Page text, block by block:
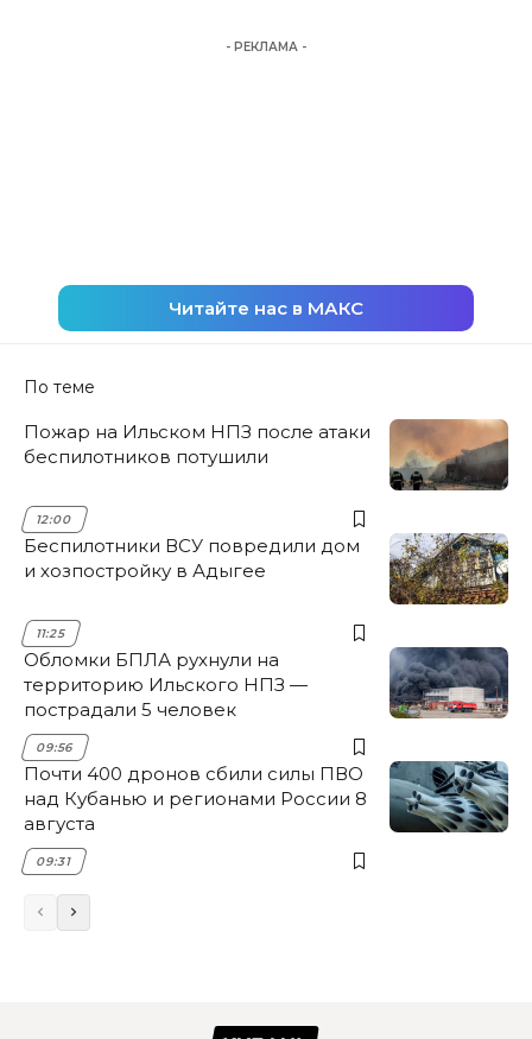
- РЕКЛАМА -
Читайте нас в МАКС
По теме
Пожар на Ильском НПЗ после атаки
беспилотников потушили
12:00
Беспилотники ВСУ повредили дом
и хозпостройку в Адыгее
11:25
Обломки БПЛА рухнули на
территорию Ильского НПЗ —
пострадали 5 человек
09:56
Почти 400 дронов сбили силы ПВО
над Кубанью и регионами России 8
августа
09:31